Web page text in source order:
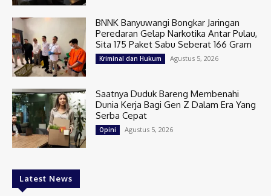
BNNK Banyuwangi Bongkar Jaringan
Peredaran Gelap Narkotika Antar Pulau,
Sita 175 Paket Sabu Seberat 166 Gram
Kriminal dan Hukum Agustus 5, 2026
Saatnya Duduk Bareng Membenahi
Dunia Kerja Bagi Gen Z Dalam Era Yang
Serba Cepat
Opini Agustus 5, 2026
Latest News